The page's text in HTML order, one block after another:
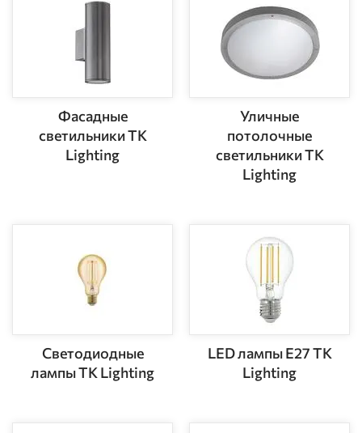
Фасадные
светильники TK
Lighting
Уличные
потолочные
светильники TK
Lighting
Светодиодные
лампы TK Lighting
LED лампы E27 TK
Lighting